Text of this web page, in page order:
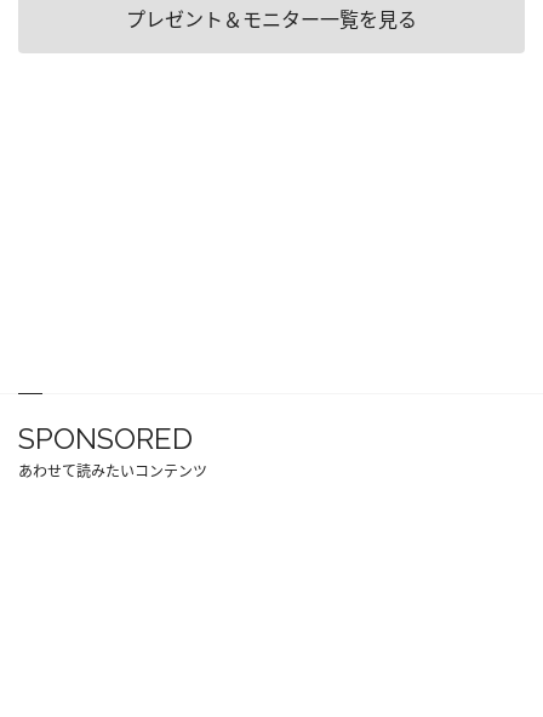
プレゼント＆モニター一覧を見る
SPONSORED
あわせて読みたいコンテンツ